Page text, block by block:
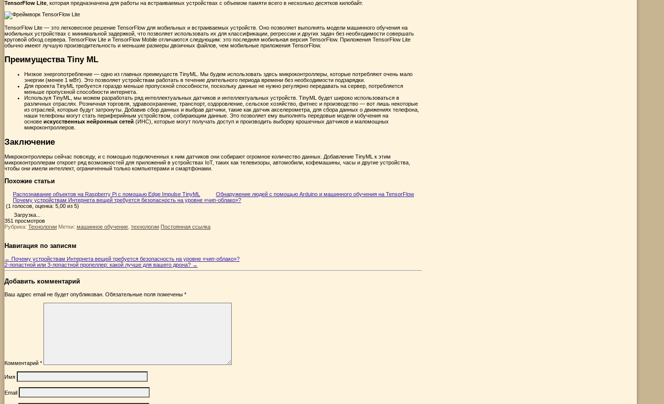
TensorFlow Lite , которая предназначена для работы на встраиваемых устройствах с объемом памяти всего в несколько десятков килобайт.
TensorFlow Lite — это легковесное решение TensorFlow для мобильных и встраиваемых устройств. Оно позволяет выполнять модели машинного обучения на
мобильных устройствах с минимальной задержкой, что позволяет использовать их для классификации, регрессии и других задач без необходимости совершать
круговой обход сервера. TensorFlow Lite и TensorFlow Mobile отличаются следующим: это последняя мобильная версия TensorFlow. Приложения TensorFlow Lite
обычно имеют лучшую производительность и меньшие размеры двоичных файлов, чем мобильные приложения TensorFlow.
Преимущества Tiny ML
Низкое энергопотребление — одно из главных преимуществ TinyML. Мы будем использовать здесь микроконтроллеры, которые потребляют очень мало
энергии (менее 1 мВт). Это позволяет устройствам работать в течение длительного периода времени без необходимости подзарядки.
Для проекта TinyML требуется гораздо меньше пропускной способности, поскольку данные не нужно регулярно передавать на сервер, потребляется
меньше пропускной способности интернета.
Используя TinyML, мы можем разработать ряд интеллектуальных датчиков и интеллектуальных устройств. TinyML будет широко использоваться в
различных отраслях. Розничная торговля, здравоохранение, транспорт, оздоровление, сельское хозяйство, фитнес и производство — вот лишь некоторые
из отраслей, которые будут затронуты. Добавив сбор данных и выбрав датчики, такие как датчик акселерометра, для сбора данных о движениях телефона,
наши телефоны могут стать периферийным устройством, собирающим данные. Это позволяет ему выполнять передовые модели обучения на
основе искусственных нейронных сетей (ИНС), которые могут получать доступ и производить выборку крошечных датчиков и маломощных
микроконтроллеров.
Заключение
Микроконтроллеры сейчас повсюду, и с помощью подключенных к ним датчиков они собирают огромное количество данных. Добавление TinyML к этим
микроконтроллерам откроет ряд возможностей для приложений в устройствах IoT, таких как телевизоры, автомобили, кофемашины, часы и другие устройства,
чтобы они имели интеллект, ограниченный только компьютерами и смартфонами.
Похожие статьи
Распознавание объектов на Raspberry Pi с помощью Edge Impulse TinyML
Обнаружение людей с помощью Arduino и машинного обучения на TensorFlow
Почему устройствам Интернета вещей требуется безопасность на уровне «чип-облако»?
(1 голосов, оценка: 5,00 из 5)
Загрузка...
351 просмотров
Рубрика: Технологии Метки: машинное обучение технологии Постоянная ссылка
Навигация по записям
← Почему устройствам Интернета вещей требуется безопасность на уровне «чип-облако»?
2-лопастной или 3-лопастной пропеллер: какой лучше для вашего дрона? →
Добавить комментарий
Ваш адрес email не будет опубликован. Обязательные поля помечены *
Комментарий *
Имя
Email